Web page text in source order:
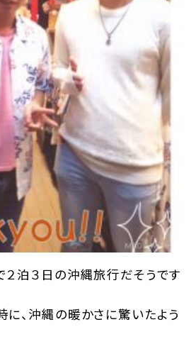
泊３日の沖縄旅行️だそうです
、沖縄の暖かさに驚いたよう